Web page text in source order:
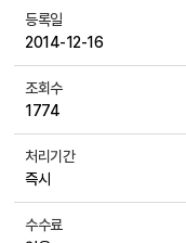
등록일
2014-12-16
조회수
1774
처리기간
즉시
수수료